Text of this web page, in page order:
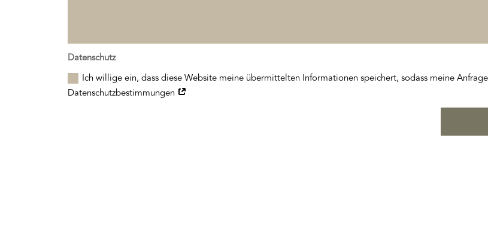
Datenschutz
Ich willige ein, dass diese Website meine übermittelten Informationen speichert, sodass meine
Datenschutzbestimmungen